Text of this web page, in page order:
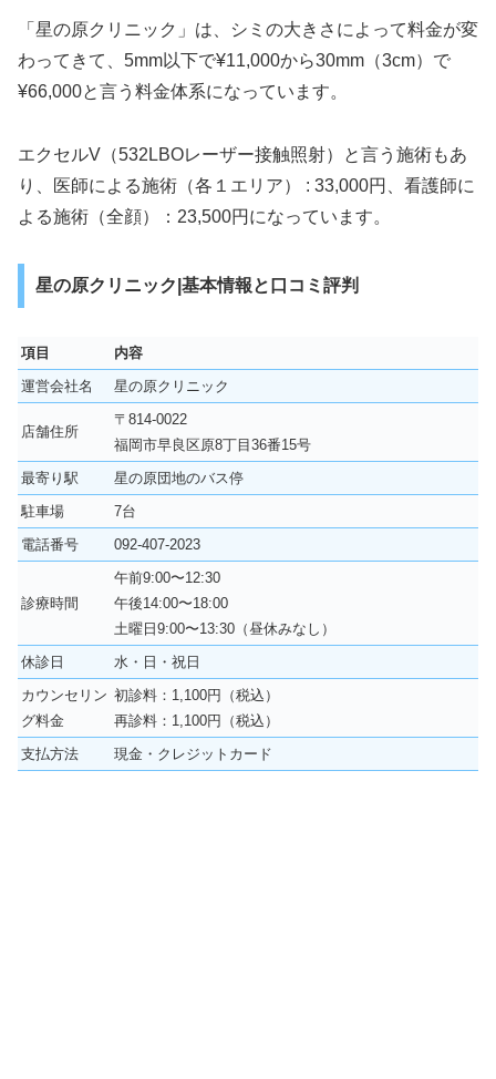
「星の原クリニック」は、シミの大きさによって料金が変
わってきて、5mm以下で¥11,000から30mm（3cm）で
¥66,000と言う料金体系になっています。
エクセルV（532LBOレーザー接触照射）と言う施術もあ
り、医師による施術（各１エリア） : 33,000円、看護師に
よる施術（全顔）：23,500円になっています。
星の原クリニック|基本情報と口コミ評判
項目
内容
運営会社名
星の原クリニック
店舗住所
〒814-0022
福岡市早良区原8丁目36番15号
最寄り駅
星の原団地のバス停
駐車場
7台
電話番号
092-407-2023
診療時間
午前9:00〜12:30
午後14:00〜18:00
土曜日9:00〜13:30（昼休みなし）
休診日
水・日・祝日
カウンセリン
グ料金
初診料：1,100円（税込）
再診料：1,100円（税込）
支払方法
現金・クレジットカード